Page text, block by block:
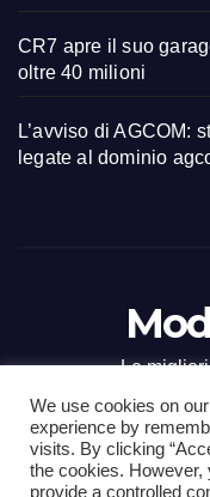
CR7 apre il suo
oltre 40 milioni
L’avviso di AGCOM:
legate al dominio
Le
Proudly powered by
We use cookies on
experience by
visits. By clicking
the cookies.
provide a controlled